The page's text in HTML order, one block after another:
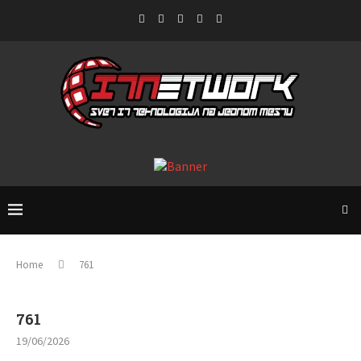
Home 761
761
19/06/2026